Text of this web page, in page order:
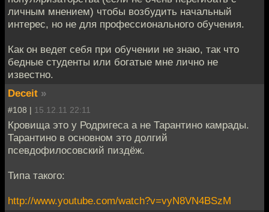
личным мнением) чтобы возбудить начальный
интерес, но не для профессионального обучения.
Как он ведет себя при обучении не знаю, так что
бедные студенты или богатые мне лично не
известно.
Deceit »
#108 | 15.12.11 22:11
Кровища это у Родригеса а не Тарантино камрады.
Тарантино в основном это долгий
псевдофилосовский пиздёж.
Типа такого:
http://www.youtube.com/watch?v=vyN8VN4BSzM